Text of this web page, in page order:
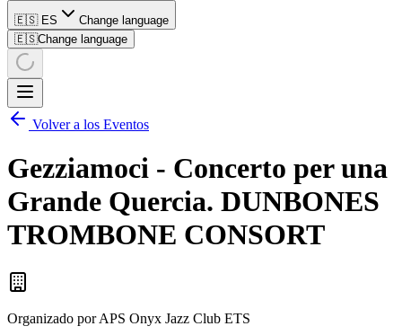
🇪🇸 ES
Change language
🇪🇸Change language
Volver a los Eventos
Gezziamoci - Concerto per una
Grande Quercia. DUNBONES
TROMBONE CONSORT
Organizado por APS Onyx Jazz Club ETS